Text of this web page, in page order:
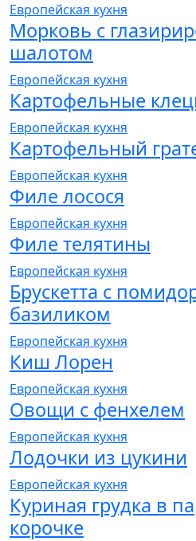
Европейская кухня
Морковь с
шалотом
Европейская кухня
Картофельные
Европейская кухня
Картофельный
Европейская кухня
Филе лосося
Европейская кухня
Филе телятины
Европейская кухня
Брускетта с
базиликом
Европейская кухня
Киш Лорен
Европейская кухня
Овощи с фенхелем
Европейская кухня
Лодочки из цукини
Европейская кухня
Куриная грудка в
корочке